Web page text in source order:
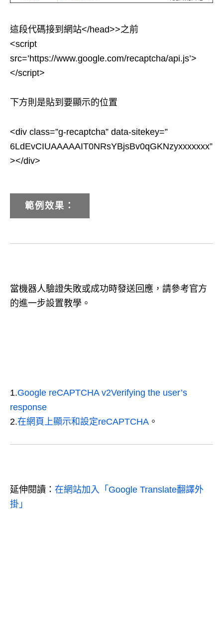
這段代碼接到網站</head>>之前
<script
src=’https://www.google.com/recaptcha/api.js’>
</script>
下方則是貼到要顯示的位置
<div class=”g-recaptcha” data-sitekey=”
6LdEvCIUAAAAAIT0NRsYBjsBv0qGKNzyxxxxxxx”
></div>
範例效果：
當機器人驗證失敗或成功時發送回應，請參考官方
的進一步設置教學。
1.Google reCAPTCHA v2Verifying the user’s
response
2.在網頁上顯示和設定reCAPTCHA 。
延伸閱讀： 在網站加入「Google Translate翻譯外
掛」